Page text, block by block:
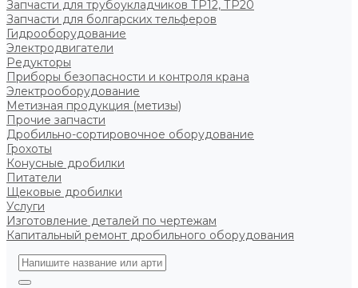
Запчасти для трубоукладчиков ТР12, ТР20
Запчасти для болгарских тельферов
Гидрооборудование
Электродвигатели
Редукторы
Приборы безопасности и контроля крана
Электрооборудование
Метизная продукция (метизы)
Прочие запчасти
Дробильно-сортировочное оборудование
Грохоты
Конусные дробилки
Питатели
Щековые дробилки
Услуги
Изготовление деталей по чертежам
Капитальный ремонт дробильного оборудования